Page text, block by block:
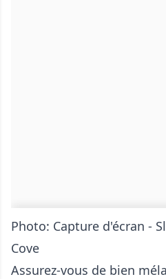
Photo: Capture d'écran -
Cove
Assurez-vous de bien